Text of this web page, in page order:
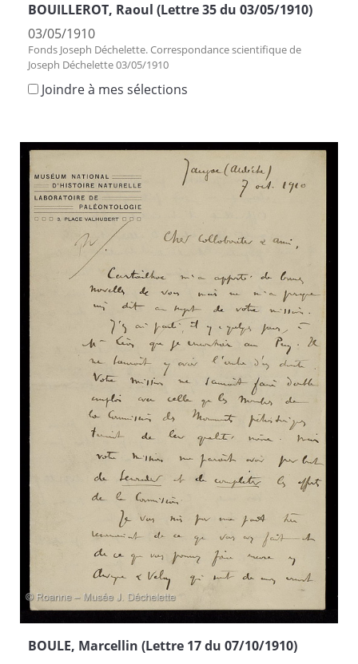
BOUILLEROT, Raoul (Lettre 35 du 03/05/1910)
03/05/1910
Fonds Joseph Déchelette. Correspondance scientifique de
Joseph Déchelette 03/05/1910
Joindre à mes sélections
BOULE, Marcellin (Lettre 17 du 07/10/1910)